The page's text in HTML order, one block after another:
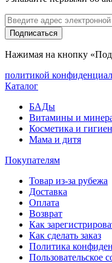
Подписаться
Нажимая на кнопку
политикой
Каталог
БАДы
Витамины и
Косметика и
Мама и дитя
Покупателям
Товар из-за рубежа
Доставка
Оплата
Возврат
Как
Как сделать заказ
Политика
Пользовательское